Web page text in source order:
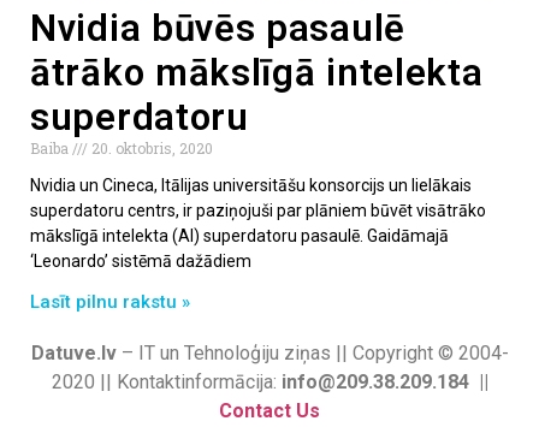
Nvidia būvēs pasaulē
ātrāko mākslīgā intelekta
superdatoru
Baiba
20. oktobris, 2020
Nvidia un Cineca, Itālijas universitāšu konsorcijs un lielākais
superdatoru centrs, ir paziņojuši par plāniem būvēt visātrāko
mākslīgā intelekta (AI) superdatoru pasaulē. Gaidāmajā
‘Leonardo’ sistēmā dažādiem
Lasīt pilnu rakstu »
Datuve.lv– IT un Tehnoloģiju ziņas || Copyright © 2004-
2020 || Kontaktinformācija: info@209.38.209.184 ||
Contact Us